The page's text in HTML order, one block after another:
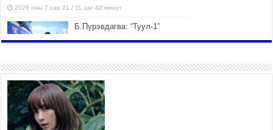
2026 оны 7 сар 21 / 11 цаг 42 минут
Б.Пүрэвдагва: “Туул-1”
2026 оны 7 сар 21 / 10 цаг 15 минут
НИЙСЛЭЛ, АЙМГИЙН
УДИРДЛАГУУДЫН АЖЛЫГ
ХҮНД СУРТЛЫГ БУУРУУЛЖ,
ИРГЭД, АЖ АХУЙН НЭГЖИЙН